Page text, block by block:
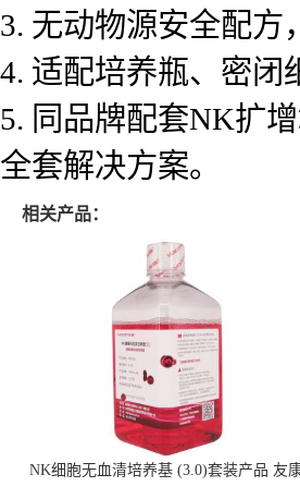
3. 无动物源安全配方
4. 适配培养瓶、密闭
5. 同品牌配套NK扩
全套解决方案。
相关产品：
NK细胞无血清培养基 (3.0)套装产品 友